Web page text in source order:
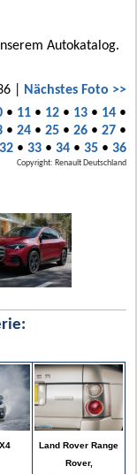
Autokatalog.
| Nächstes Foto >>
• 11• 12• 13• 14•
• 24• 25• 26• 27•
32• 33• 34• 35• 36
Copyright: Renault Deutschland
Land Rover Range
Rover,